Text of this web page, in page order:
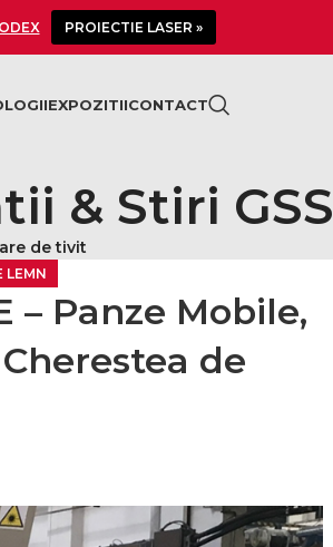
EXPOZITIICONTACT
& Stiri GSS
de tivit
LEMN
– Panze Mobile,
de
PROIECTIE LASER »